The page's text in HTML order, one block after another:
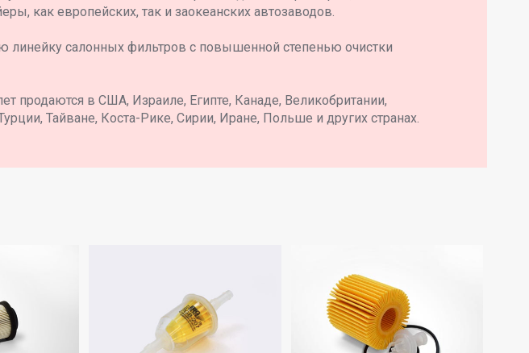
как европейских, так и заокеанских автозаводов.
линейку салонных фильтров с повышенной степенью очистки
продаются в США, Израиле, Египте, Канаде, Великобритании,
Тайване, Коста-Рике, Сирии, Иране, Польше и других странах.